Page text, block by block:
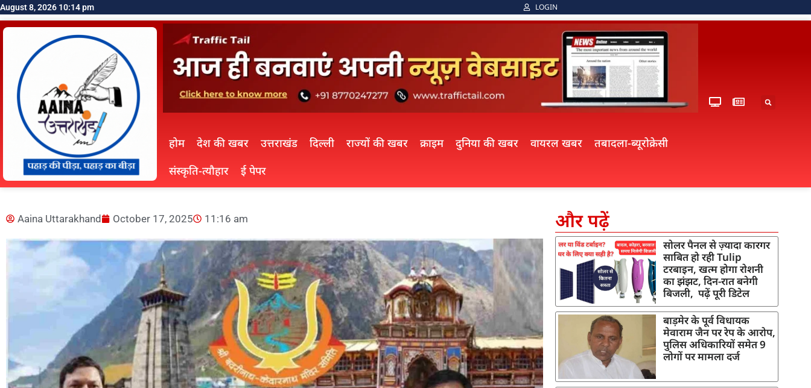
August 8, 2026 10:14 pm LOGIN
होम देश की खबर उत्तराखंड दिल्ली राज्यों की खबर क्राइम दुनिया की खबर वायरल खबर
तबादला-ब्यूरोक्रेसी
संस्कृति-त्यौहार
ई पेपर
Aaina Uttarakhand October 17, 2025 11:16 am और पढ़ें
सोलर पैनल से ज़्यादा कारगर
साबित हो रही Tulip
टरबाइन, खत्म होगा रोशनी
का झंझट, दिन-रात बनेगी
बिजली, पढ़ें पूरी डिटेल
बाड़मेर के पूर्व विधायक
मेवाराम जैन पर रेप के आरोप,
पुलिस अधिकारियों समेत 9
लोगों पर मामला दर्ज